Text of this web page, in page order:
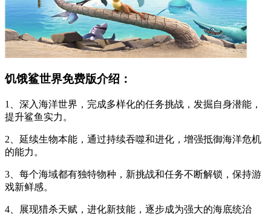
饥饿鲨世界免费版介绍：
1、深入海洋世界，完成多样化的任务挑战，发掘自身潜能，
提升鲨鱼实力。
2、延续生物本能，通过持续吞噬和进化，增强抵御海洋危机
的能力。
3、每个海域都有独特物种，新挑战和任务不断解锁，保持游
戏新鲜感。
4、展现猎杀天赋，进化新技能，逐步成为强大的海底统治